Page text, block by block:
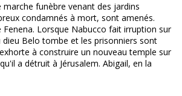
funèbre venant des jardins
condamnés à mort, sont amenés.
Lorsque Nabucco fait irruption sur
dieu Belo tombe et les prisonniers sont
à construire un nouveau temple sur
a détruit à Jérusalem. Abigail, en la